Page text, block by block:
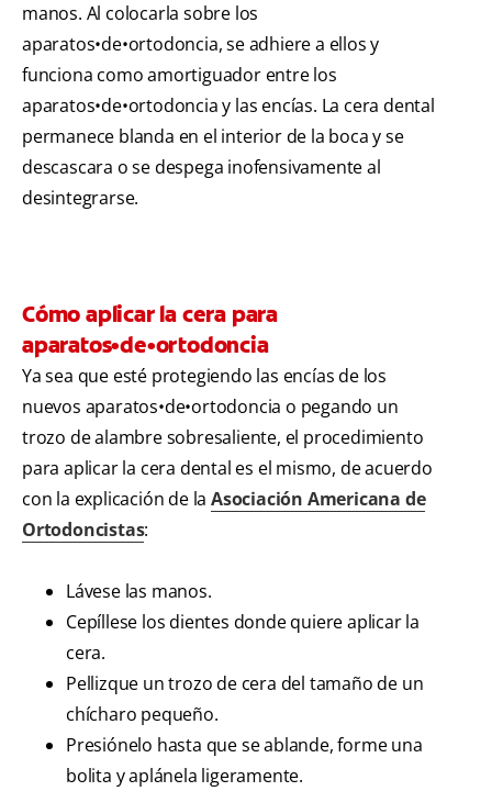
manos. Al colocarla sobre los
aparatos•de•ortodoncia, se adhiere a ellos y
funciona como amortiguador entre los
aparatos•de•ortodoncia y las encías. La cera dental
permanece blanda en el interior de la boca y se
descascara o se despega inofensivamente al
desintegrarse.
Cómo aplicar la cera para
aparatos•de•ortodoncia
Ya sea que esté protegiendo las encías de los
nuevos aparatos•de•ortodoncia o pegando un
trozo de alambre sobresaliente, el procedimiento
para aplicar la cera dental es el mismo, de acuerdo
con la explicación de laAsociación Americana de
Ortodoncistas:
Lávese las manos.
Cepíllese los dientes donde quiere aplicar la
cera.
Pellizque un trozo de cera del tamaño de un
chícharo pequeño.
Presiónelo hasta que se ablande, forme una
bolita y aplánela ligeramente.